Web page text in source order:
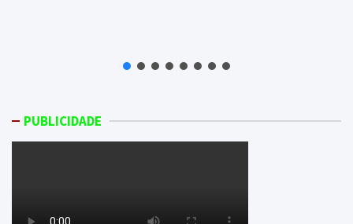
PUBLICIDADE